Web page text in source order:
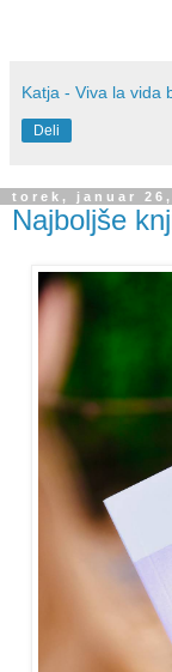
Katja - Viva la vida
Deli
torek, januar 26,
Najboljše